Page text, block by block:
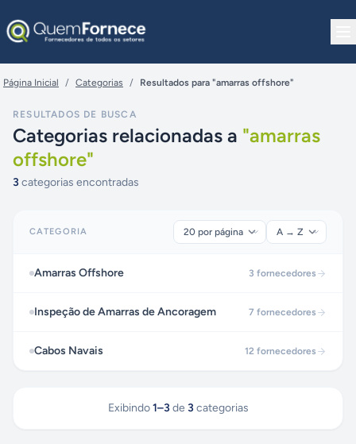
Página Inicial / Categorias / Resultados para "amarras offshore"
RESULTADOS DE BUSCA
Categorias relacionadas a "amarras
offshore"
3 categorias encontradas
CATEGORIA
Amarras Offshore 3 fornecedores
Inspeção de Amarras de Ancoragem 7 fornecedores
Cabos Navais 12 fornecedores
Exibindo 1–3 de 3 categorias